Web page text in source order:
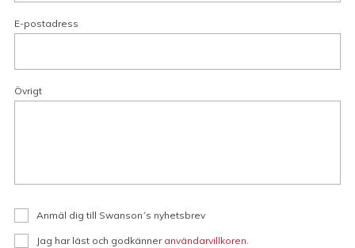
E-postadress
Övrigt
Anmäl dig till Swanson´s nyhetsbrev
Jag har läst och godkänner användarvillkoren.